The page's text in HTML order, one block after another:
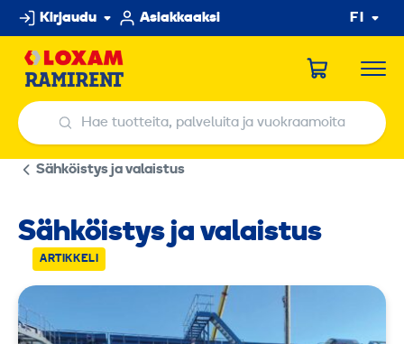
Hyppää
sisältöön
Kirjaudu Asiakkaaksi FI
Hae tuotteita, palveluita ja vuokraamoita
Hae tuotteita, palveluita ja vuokraamoita
Sähköistys ja valaistus
Sähköistys ja valaistus
ARTIKKELI